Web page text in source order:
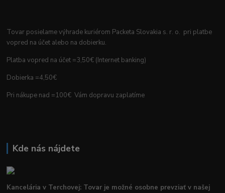
Tovar posielame výhrade kuriérom Packeta Slovakia s. r. o. pri platbe
vopred na účet alebo na dobierku.
Platba vopred na účet =3,50€ (Internet banking)
Dobierka =4,50€
Pri nákupe nad =100€ Vám dopravu zaplatíme
Kde nás nájdete
Kancelária v Terchovej: Tovar je možné osobne prevziať v našej